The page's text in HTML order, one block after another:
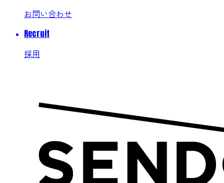
お問い合わせ
Recruit
採用